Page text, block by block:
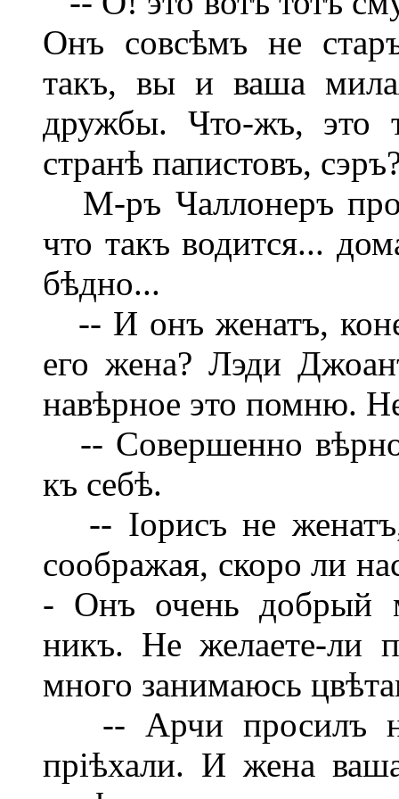
Онъ совсѣмъ не
такъ, вы и ваша
дружбы. Что-жъ, это
странѣ папистовъ,
М-ръ Чаллонеръ
что такъ водится...
бѣдно...
-- И онъ женатъ,
его жена? Лэди
навѣрное это помню.
-- Совершенно
къ себѣ.
-- Іорисъ не
соображая, скоро ли
- Онъ очень добрый
никъ. Не желаете-ли
много занимаюсь
-- Арчи просилъ
пріѣхали. И жена